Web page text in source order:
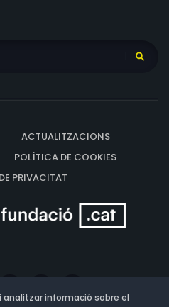
ACTUALITZACIONS
POLÍTICA DE COOKIES
PRIVACITAT
informació sobre el